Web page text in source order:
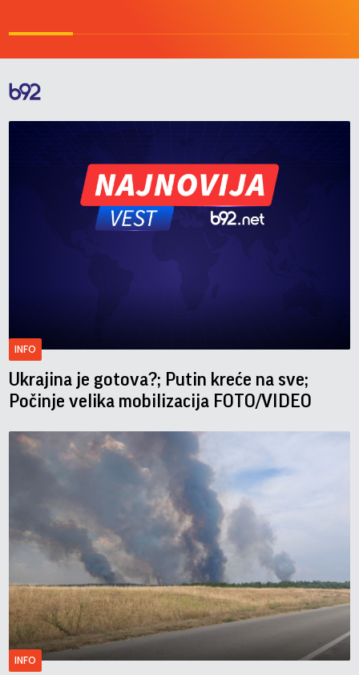
INFO
Ukrajina je gotova?; Putin kreće na sve;
Počinje velika mobilizacija FOTO/VIDEO
INFO